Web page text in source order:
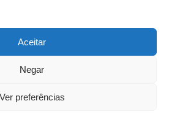
Aceitar
Negar
Ver preferências